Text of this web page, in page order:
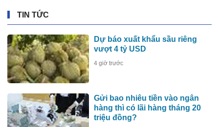
TIN TỨC
Dự báo xuất khẩu sầu riêng
vượt 4 tỷ USD
4 giờ trước
Gửi bao nhiêu tiền vào ngân
hàng thì có lãi hàng tháng 20
triệu đồng?